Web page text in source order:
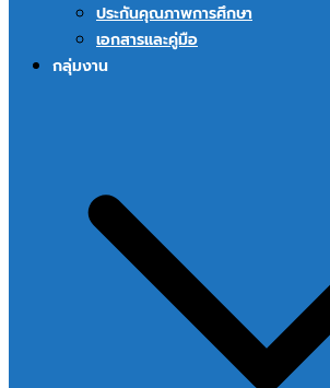
ประกันคุณภาพการศึกษา
เอกสารและคู่มือ
กลุ่มงาน